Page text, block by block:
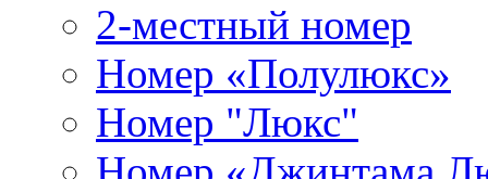
2-местный номер
Номер «Полулюкс»
Номер "Люкс"